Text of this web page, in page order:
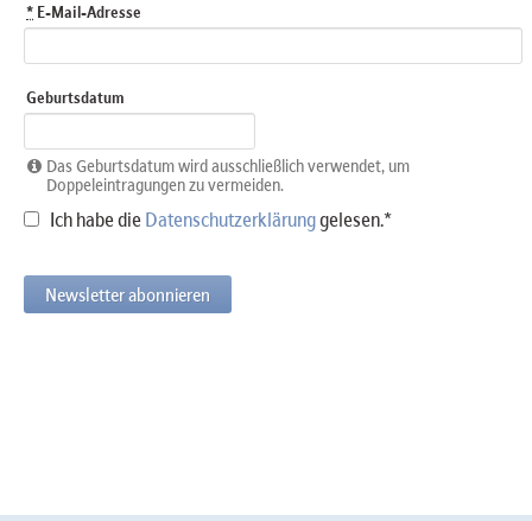
* E-Mail-Adresse
Geburtsdatum
Das Geburtsdatum wird ausschließlich verwendet, um
Doppeleintragungen zu vermeiden.
Ich habe die Datenschutzerklärunggelesen.*